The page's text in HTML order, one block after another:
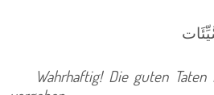
Wahrhaftig! Die guten Taten